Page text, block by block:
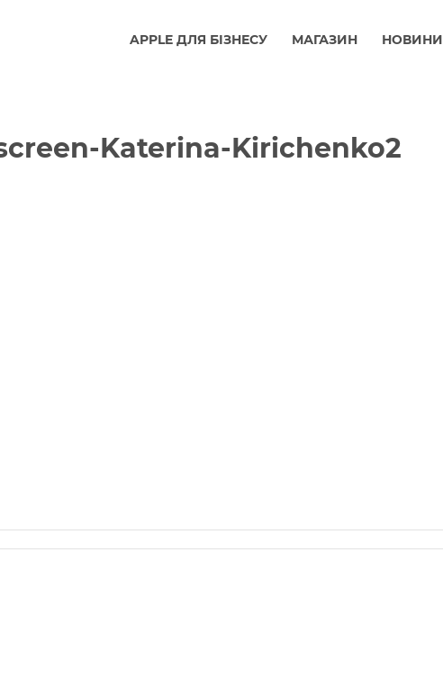
APPLE ДЛЯ БІЗНЕСУ МАГАЗИН НОВИНИ
Katerina-Kirichenko2